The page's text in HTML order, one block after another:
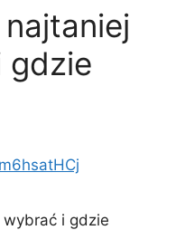
gdzie
i gdzie